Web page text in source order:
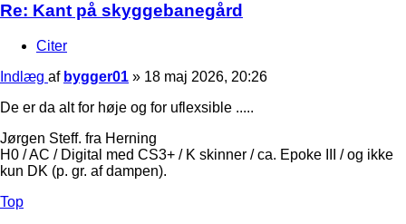
Re: Kant på skyggebanegård
Citer
Indlæg af bygger01 » 18 maj 2026, 20:26
De er da alt for høje og for uflexsible .....
Jørgen Steff. fra Herning
H0 / AC / Digital med CS3+ / K skinner / ca. Epoke III / og ikke
kun DK (p. gr. af dampen).
Top